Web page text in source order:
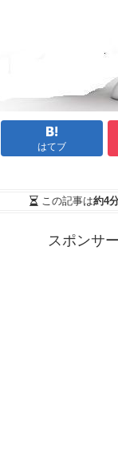
はてブ
この記事は約4
スポンサ